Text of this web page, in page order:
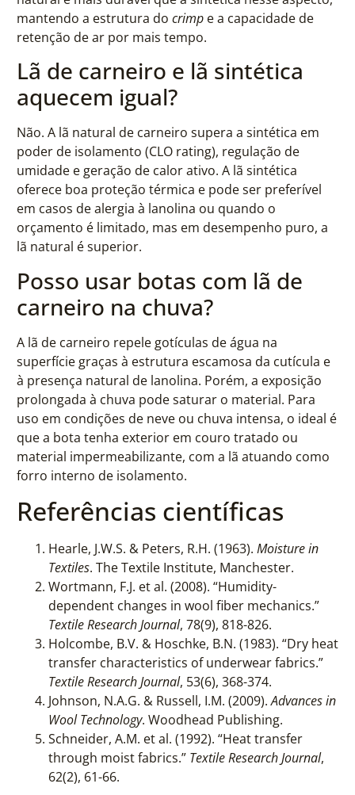
mantendo a estrutura do crimp e a capacidade de
retenção de ar por mais tempo.
Lã de carneiro e lã sintética
aquecem igual?
Não. A lã natural de carneiro supera a sintética em
poder de isolamento (CLO rating), regulação de
umidade e geração de calor ativo. A lã sintética
oferece boa proteção térmica e pode ser preferível
em casos de alergia à lanolina ou quando o
orçamento é limitado, mas em desempenho puro, a
lã natural é superior.
Posso usar botas com lã de
carneiro na chuva?
A lã de carneiro repele gotículas de água na
superfície graças à estrutura escamosa da cutícula e
à presença natural de lanolina. Porém, a exposição
prolongada à chuva pode saturar o material. Para
uso em condições de neve ou chuva intensa, o ideal é
que a bota tenha exterior em couro tratado ou
material impermeabilizante, com a lã atuando como
forro interno de isolamento.
Referências científicas
Hearle, J.W.S. & Peters, R.H. (1963). Moisture in
Textiles. The Textile Institute, Manchester.
Wortmann, F.J. et al. (2008). “Humidity-
dependent changes in wool fiber mechanics.”
Textile Research Journal, 78(9), 818-826.
Holcombe, B.V. & Hoschke, B.N. (1983). “Dry heat
transfer characteristics of underwear fabrics.”
Textile Research Journal, 53(6), 368-374.
Johnson, N.A.G. & Russell, I.M. (2009).Advances in
Wool Technology. Woodhead Publishing.
Schneider, A.M. et al. (1992). “Heat transfer
through moist fabrics.” Textile Research Journal,
62(2), 61-66.